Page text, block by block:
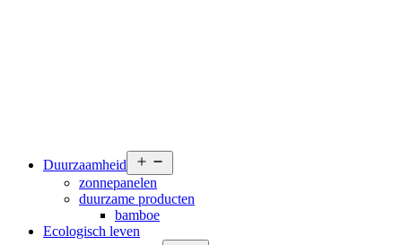
Duurzaamheid
menu
zonnepanelen
duurzame producten
bamboe
Ecologisch leven